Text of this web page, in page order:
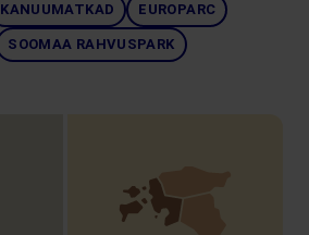
KANUUMATKAD EUROPARC
SOOMAA RAHVUSPARK